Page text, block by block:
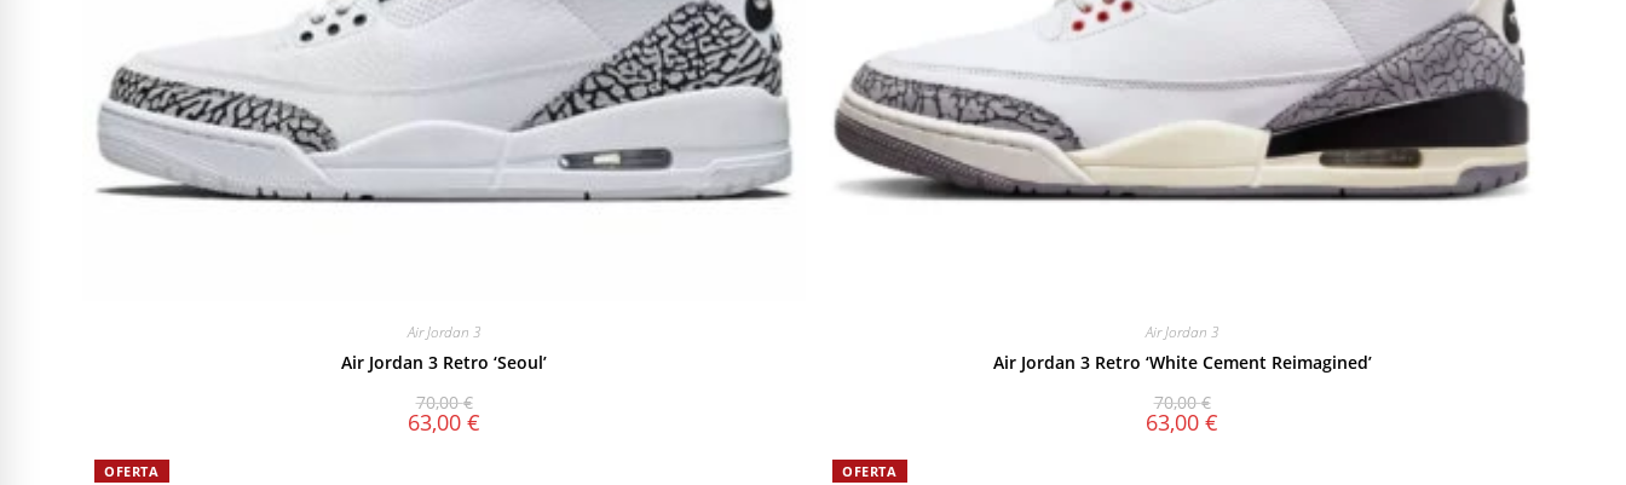
Air Jordan 3
Air Jordan 3 Retro ‘Seoul’
70,00€
63,00 €
Air Jordan 3
Air Jordan 3 Retro ‘White Cement Reimagined’
70,00€
63,00 €
OFERTA OFERTA